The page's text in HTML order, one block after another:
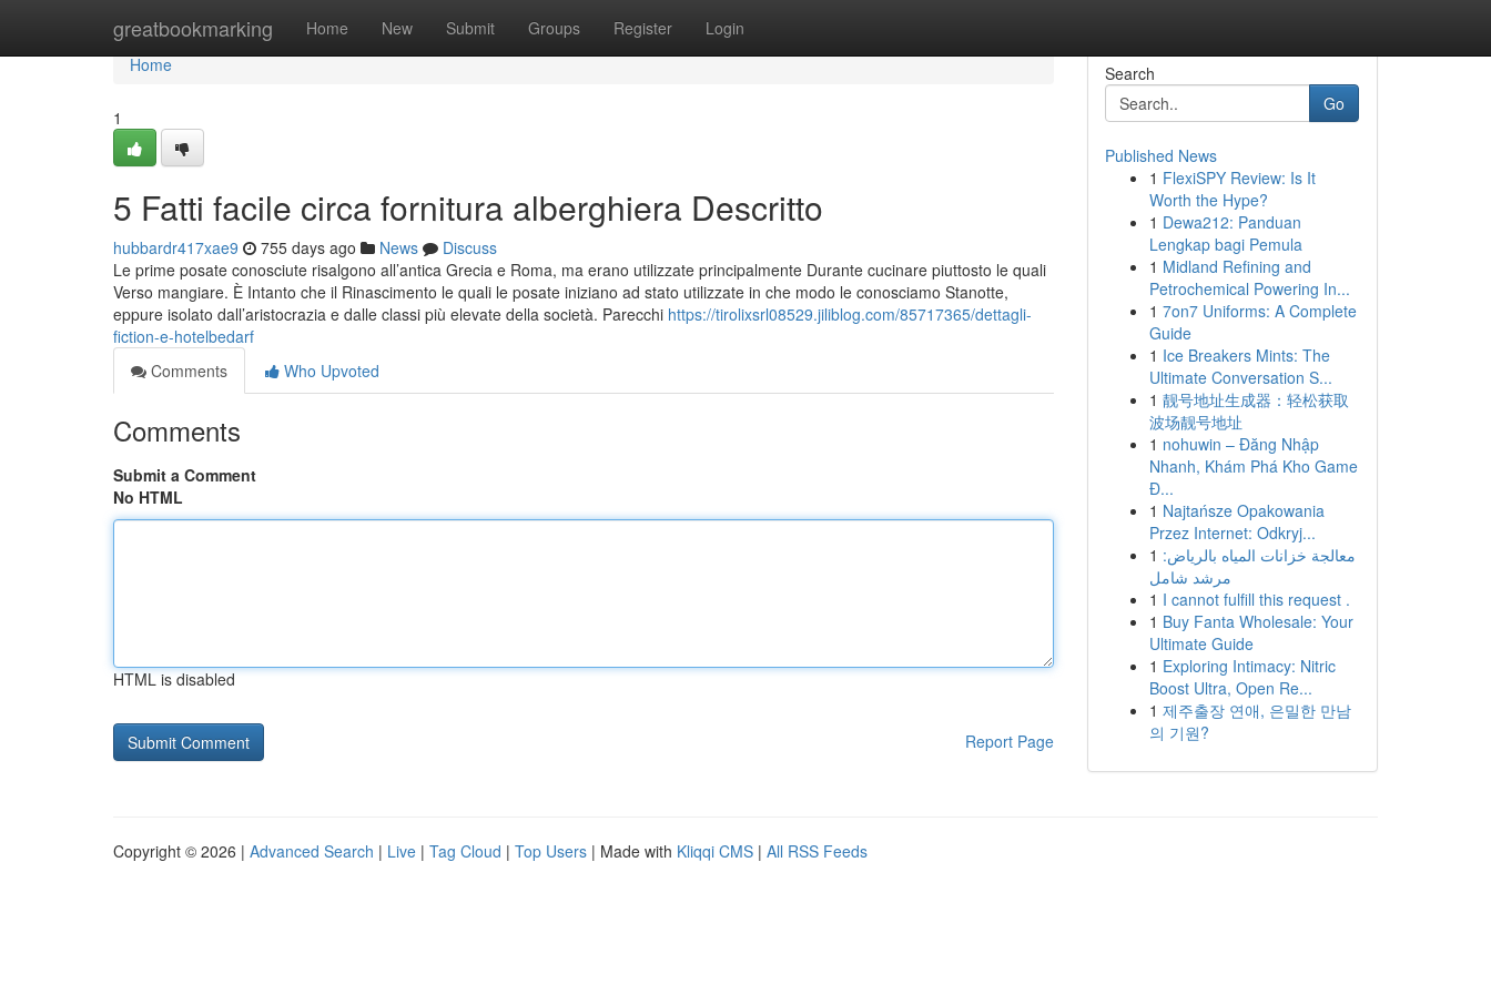
greatbookmarking Home New Submit Groups Register Login
Home
Home
1
5 Fatti facile circa fornitura alberghiera Descritto
hubbardr417xae9 755 days ago News
Discuss
Le prime posate conosciute risalgono all’antica Grecia e Roma, ma erano utilizzate principalmente Durante cucinare piuttosto le quali
Verso mangiare. È Intanto che il Rinascimento le quali le posate iniziano ad stato utilizzate in che modo le conosciamo Stanotte,
eppure isolato dall’aristocrazia e dalle classi più elevate della società. Parecchi https://tirolixsrl08529.jiliblog.com/85717365/dettagli-
fiction-e-hotelbedarf
Comments
Who Upvoted
Comments
Submit a Comment
No HTML
HTML is disabled
Report Page
Search
Go
Published News
1 FlexiSPY Review: Is It
Worth the Hype?
1 Dewa212: Panduan
Lengkap bagi Pemula
1 Midland Refining and
Petrochemical Powering In...
1 7on7 Uniforms: A Complete
Guide
1 Ice Breakers Mints: The
Ultimate Conversation S...
1 靓号地址生成器：轻松获取
波场靓号地址
1 nohuwin – Đăng Nhập
Nhanh, Khám Phá Kho Game
Đ...
1 Najtańsze Opakowania
Przez Internet: Odkryj...
1 معالجة خزانات المياه بالرياض:
مرشد شامل
1 I cannot fulfill this request .
1 Buy Fanta Wholesale: Your
Ultimate Guide
1 Exploring Intimacy: Nitric
Boost Ultra, Open Re...
1 제주출장 연애, 은밀한 만남
의 기원?
Copyright © 2026 | Advanced Search | Live | Tag Cloud | Top Users | Made with Kliqqi CMS | All RSS Feeds